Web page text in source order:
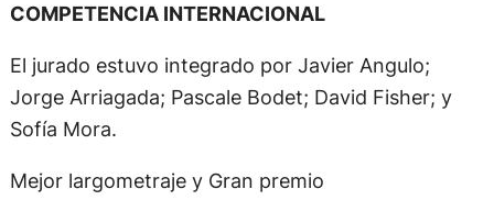
COMPETENCIA INTERNACIONAL
El jurado estuvo integrado por Javier Angulo;
Jorge Arriagada; Pascale Bodet; David Fisher; y
Sofía Mora.
Mejor largometraje y Gran premio